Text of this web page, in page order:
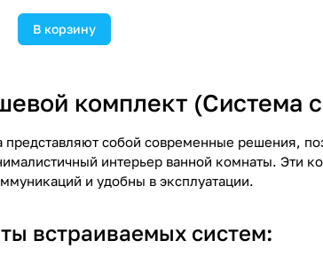
В корзину
комплект (Система
представляют собой современные решения,
интерьер ванной комнаты. Эти
и удобны в эксплуатации.
встраиваемых систем: